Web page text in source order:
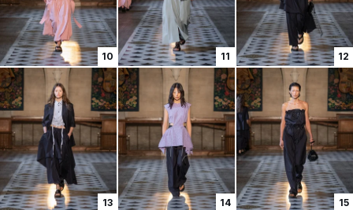
10 11 12
13 14 15